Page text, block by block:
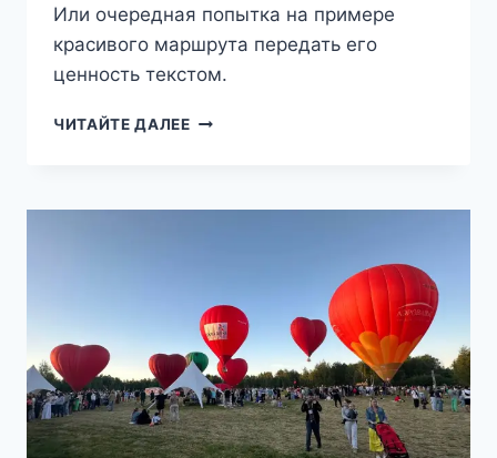
Или очередная попытка на примере
красивого маршрута передать его
ценность текстом.
ЧИТАЙТЕ ДАЛЕЕТРИ
—